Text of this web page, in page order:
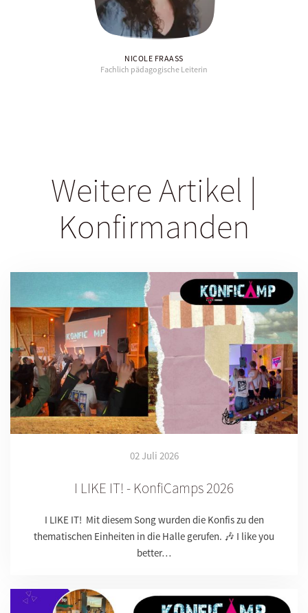
NICOLE FRAASS
Fachlich pädagogische Leiterin
Weitere Artikel |
Konfirmanden
02 Juli 2026
I LIKE IT! - KonfiCamps 2026
I LIKE IT! Mit diesem Song wurden die Konfis zu den
thematischen Einheiten in die Halle gerufen. 🎶 I like you
better…